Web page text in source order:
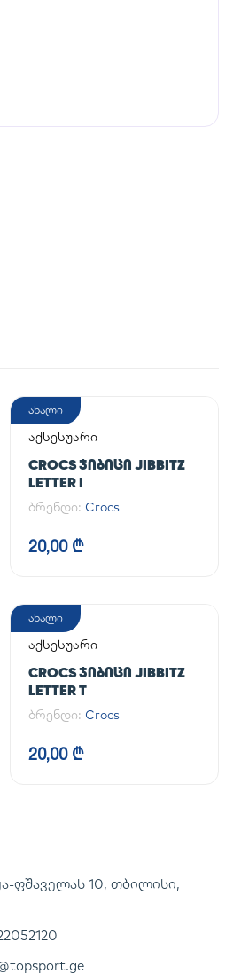
ახალი
აქსესუარი
CROCS ᲯᲘᲑᲘᲪᲘ JIBBITZ
LETTER I
ბრენდი: Crocs
20,00 ₾
ახალი
აქსესუარი
CROCS ᲯᲘᲑᲘᲪᲘ JIBBITZ
LETTER T
ბრენდი: Crocs
20,00 ₾
ფშაველას 10, თბილისი,